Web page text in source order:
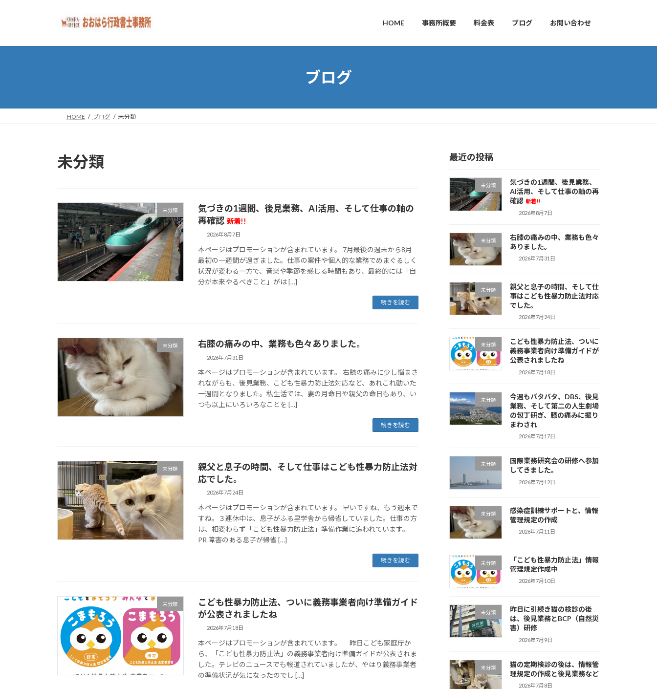
プ
動
HOME 事務所概要 料金表 ブログ お問い合わせ
ブログ
HOME ブログ 未分類
未分類
未分類
気づきの1週間、後見業務、AI活用、そして仕事の軸の
再確認 新着!!
2026年8月7日
本ページはプロモーションが含まれています。 7月最後の週末から8月
最初の一週間が過ぎました。仕事の案件や個人的な業務でめまぐるしく
状況が変わる一方で、音楽や季節を感じる時間もあり、最終的には「自
分が本来やるべきこと」がは […]
続きを読む
未分類 右膝の痛みの中、業務も色々ありました。
2026年7月31日
本ページはプロモーションが含まれています。 右膝の痛みに少し悩まさ
れながらも、後見業務、こども性暴力防止法対応など、あれこれ動いた
一週間となりました。私生活では、妻の月命日や親父の命日もあり、い
つも以上にいろいろなことを […]
続きを読む
未分類
親父と息子の時間、そして仕事はこども性暴力防止法対
応でした。
2026年7月24日
本ページはプロモーションが含まれています。 早いですね、もう週末で
すね。３連休中は、息子がふる里学舎から帰省していました。仕事の方
は、相変わらず「こども性暴力防止法」準備作業に追われています。
PR 障害のある息子が帰省 […]
続きを読む
未分類
こども性暴力防止法、ついに義務事業者向け準備ガイド
が公表されましたね
2026年7月18日
本ページはプロモーションが含まれています。 昨日こども家庭庁か
ら、「こども性暴力防止法」の義務事業者向け準備ガイドが公表されま
した。テレビのニュースでも報道されていましたが、やはり義務事業者
の準備状況が気になったのでし […]
最近の投稿
未分類
気づきの1週間、後見業務、
AI活用、そして仕事の軸の再
確認 新着!!
2026年8月7日
未分類
右膝の痛みの中、業務も色々
ありました。
2026年7月31日
未分類
親父と息子の時間、そして仕
事はこども性暴力防止法対応
でした。
2026年7月24日
未分類
こども性暴力防止法、ついに
義務事業者向け準備ガイドが
公表されましたね
2026年7月18日
未分類
今週もバタバタ、DBS、後見
業務、そして第二の人生劇場
の包丁研ぎ、膝の痛みに振り
まわされ
2026年7月17日
未分類
国際業務研究会の研修へ参加
してきました。
2026年7月12日
未分類
感染症訓練サポートと、情報
管理規定の作成
2026年7月11日
未分類
「こども性暴力防止法」情報
管理規定作成中
2026年7月10日
未分類
昨日に引続き猫の検診の後
は、後見業務とBCP（自然災
害）研修
2026年7月9日
未分類
猫の定期検診の後は、情報管
理規定の作成と後見業務など
2026年7月8日